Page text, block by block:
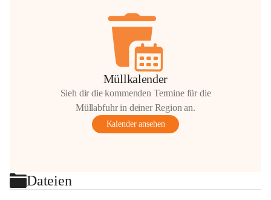
Müllkalender
Sieh dir die kommenden Termine für die
Müllabfuhr in deiner Region an.
Kalender ansehen
Dateien